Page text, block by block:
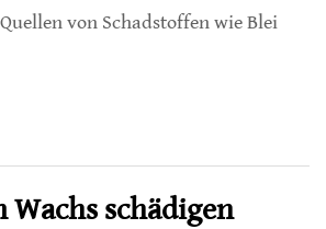
von Schadstoffen wie Blei
Wachs schädigen